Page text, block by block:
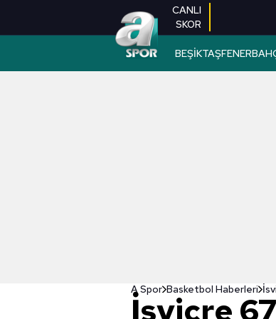
CANLI
SKOR
BEŞİKTAŞ
A Spor Basketbol Haberleri
İsviçre